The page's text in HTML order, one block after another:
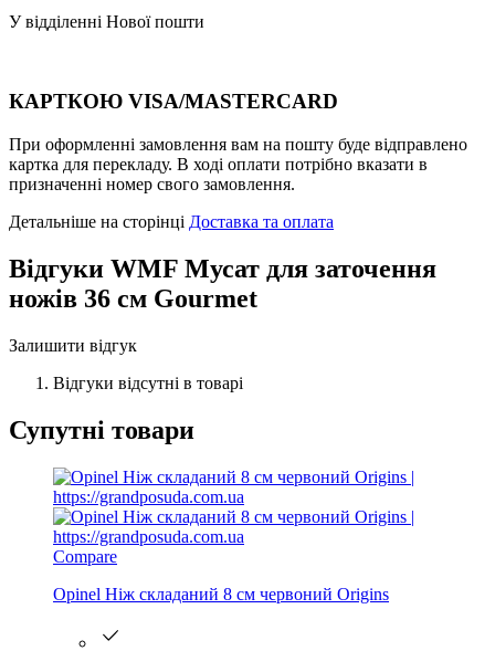
У відділенні Нової пошти
КАРТКОЮ VISA/MASTERCARD
При оформленні замовлення вам на пошту буде відправлено
картка для перекладу. В ході оплати потрібно вказати в
призначенні номер свого замовлення.
Детальніше на сторінці Доставка та оплата
Відгуки WMF Мусат для заточення
ножів 36 см Gourmet
Залишити відгук
Відгуки відсутні в товарі
Супутні товари
Compare
Opinel Ніж складаний 8 см червоний Origins